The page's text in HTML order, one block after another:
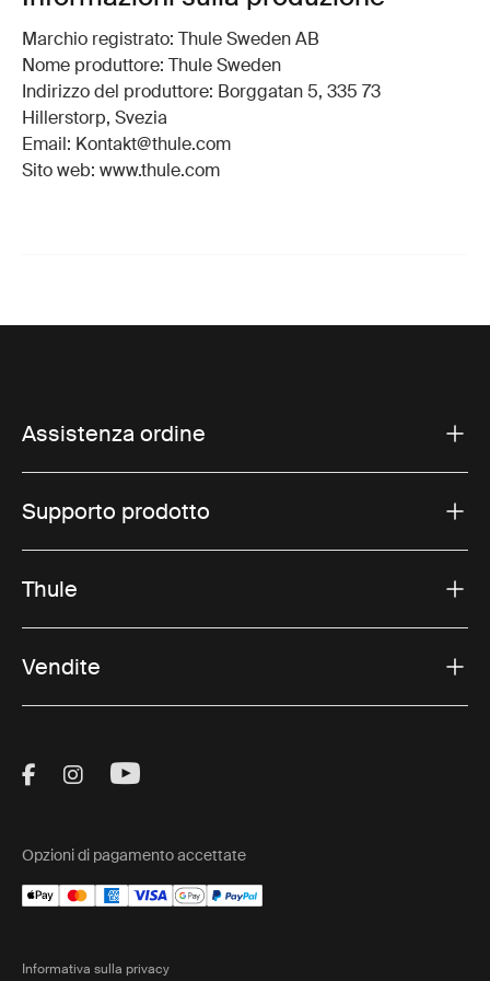
Marchio registrato: Thule Sweden AB
Nome produttore: Thule Sweden
Indirizzo del produttore: Borggatan 5, 335 73
Hillerstorp, Svezia
Email: Kontakt@thule.com
Sito web: www.thule.com
Assistenza ordine
Supporto prodotto
Thule
Vendite
Visit Thule on Facebook (external link)
Visit Thule on Instagram (external link)
Visit Thule on Youtube (external
Opzioni di pagamento accettate
Informativa sulla privacy